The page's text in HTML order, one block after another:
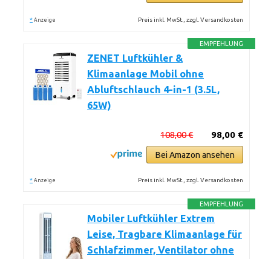
* Anzeige Preis inkl. MwSt., zzgl. Versandkosten
EMPFEHLUNG
ZENET Luftkühler &
Klimaanlage Mobil ohne
Abluftschlauch 4-in-1 (3.5L,
65W)
98,00 €
108,00 €
Bei Amazon ansehen
* Anzeige Preis inkl. MwSt., zzgl. Versandkosten
EMPFEHLUNG
Mobiler Luftkühler Extrem
Leise, Tragbare Klimaanlage für
Schlafzimmer, Ventilator ohne